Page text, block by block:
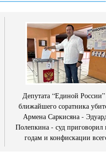
Депутата “Единой
ближайшего соратника
Армена Саркисяна -
Полепкина - суд приговорил
годам и конфискации